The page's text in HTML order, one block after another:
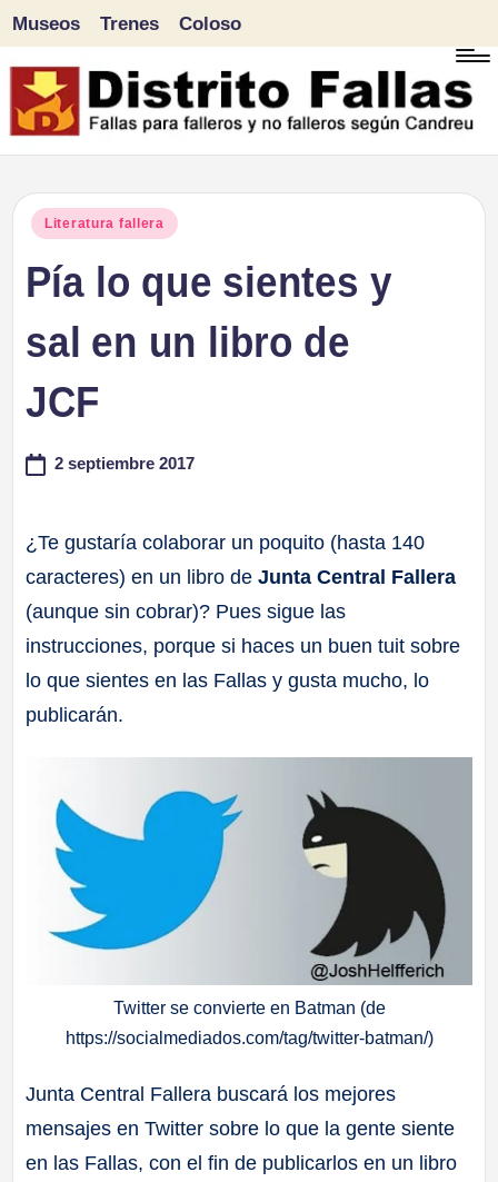
Saltar
al
Museos Trenes Coloso
Publicado
Literatura fallera
Pía lo que sientes y
sal en un libro de
JCF
2 septiembre 2017
¿Te gustaría colaborar un poquito (hasta 140
caracteres) en un libro deJunta Central Fallera
(aunque sin cobrar)? Pues sigue las
instrucciones, porque si haces un buen tuit sobre
lo que sientes en las Fallas y gusta mucho, lo
publicarán.
Twitter se convierte en Batman (de
https://socialmediados.com/tag/twitter-batman/)
Junta Central Fallera buscará los mejores
mensajes en Twitter sobre lo que la gente siente
en las Fallas, con el fin de publicarlos en un libro